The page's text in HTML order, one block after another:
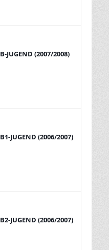
JUGEND (2007/2008)
JUGEND (2006/2007)
JUGEND (2006/2007)